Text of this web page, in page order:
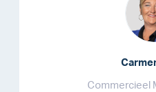
Commercieel